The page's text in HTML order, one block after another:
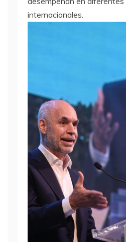
internacionales.